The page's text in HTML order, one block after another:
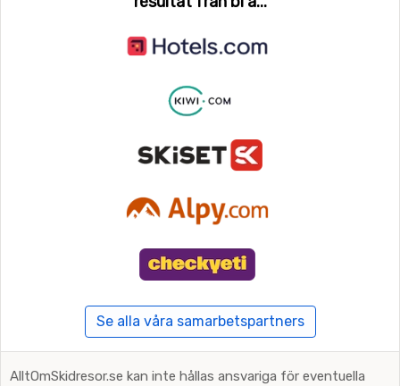
Se alla våra samarbetspartners
AlltOmSkidresor.se kan inte hållas ansvariga för eventuella